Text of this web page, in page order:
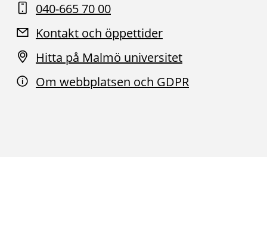
040-665 70 00
Kontakt och öppettider
Hitta på Malmö universitet
Om webbplatsen och GDPR